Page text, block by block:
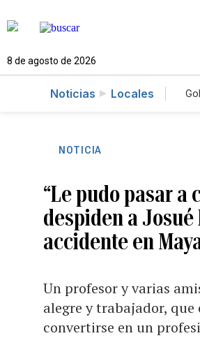
8 de agosto de 2026
Noticias Locales
NOTICIA
“Le pudo pasar
despiden a
accidente en
Un profesor y varias
alegre y trabajador,
convertirse en un